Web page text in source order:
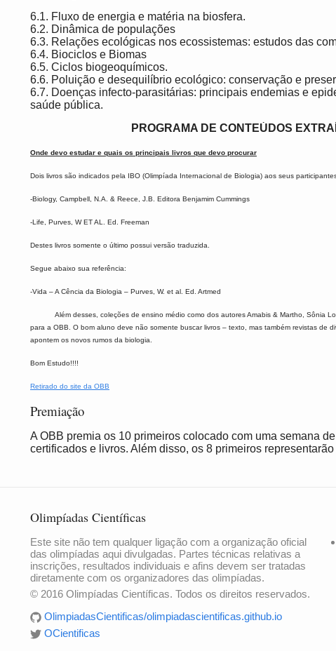
6.1. Fluxo de energia e matéria na biosfera.
6.2. Dinâmica de populações
6.3. Relações ecológicas nos ecossistemas: estudos das
6.4. Biociclos e Biomas
6.5. Ciclos biogeoquímicos.
6.6. Poluição e desequilíbrio ecológico: conservação e
6.7. Doenças infecto-parasitárias: principais endemias e
saúde pública.
PROGRAMA DE CONTEÚDOS
Onde devo estudar e quais os principais livros que devo procurar
Dois livros são indicados pela IBO (Olimpíada Internacional de Biologia) aos seus
-Biology, Campbell, N.A. & Reece, J.B. Editora Benjamim Cummings
-Life, Purves, W ET AL. Ed. Freeman
Destes livros somente o último possui versão traduzida.
Segue abaixo sua referência:
-Vida – A Cência da Biologia – Purves, W. et al. Ed. Artmed
Além desses, coleções de ensino médio como dos autores Amabis & Martho, Sônia
para a OBB. O bom aluno deve não somente buscar livros – texto, mas também revistas de
apontem os novos rumos da biologia.
Bom Estudo!!!!
Retirado do site da OBB
Premiação
A OBB premia os 10 primeiros colocado com uma semana
certificados e livros. Além disso, os 8 primeiros
Olimpíadas Científicas
Este site não tem qualquer ligação com a organização oficial
das olimpíadas aqui divulgadas. Partes técnicas relativas a
inscrições, resultados individuais e afins devem ser tratadas
diretamente com os organizadores das olimpíadas.
© 2016 Olimpíadas Científicas. Todos os direitos reservados.
OlimpiadasCientificas/olimpiadascientificas.github.io
OCientificas